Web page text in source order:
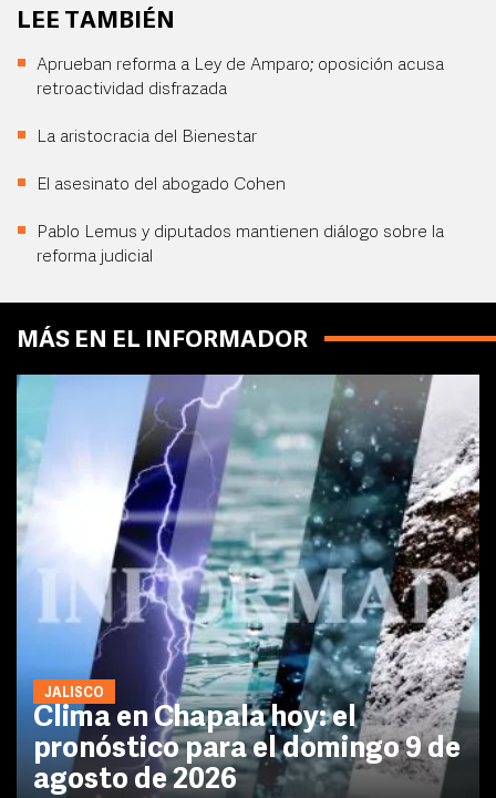
LEE TAMBIÉN
Aprueban reforma a Ley de Amparo; oposición acusa
retroactividad disfrazada
La aristocracia del Bienestar
El asesinato del abogado Cohen
Pablo Lemus y diputados mantienen diálogo sobre la
reforma judicial
MÁS EN EL INFORMADOR
JALISCO
Clima en Chapala hoy: el
pronóstico para el domingo 9 de
agosto de 2026